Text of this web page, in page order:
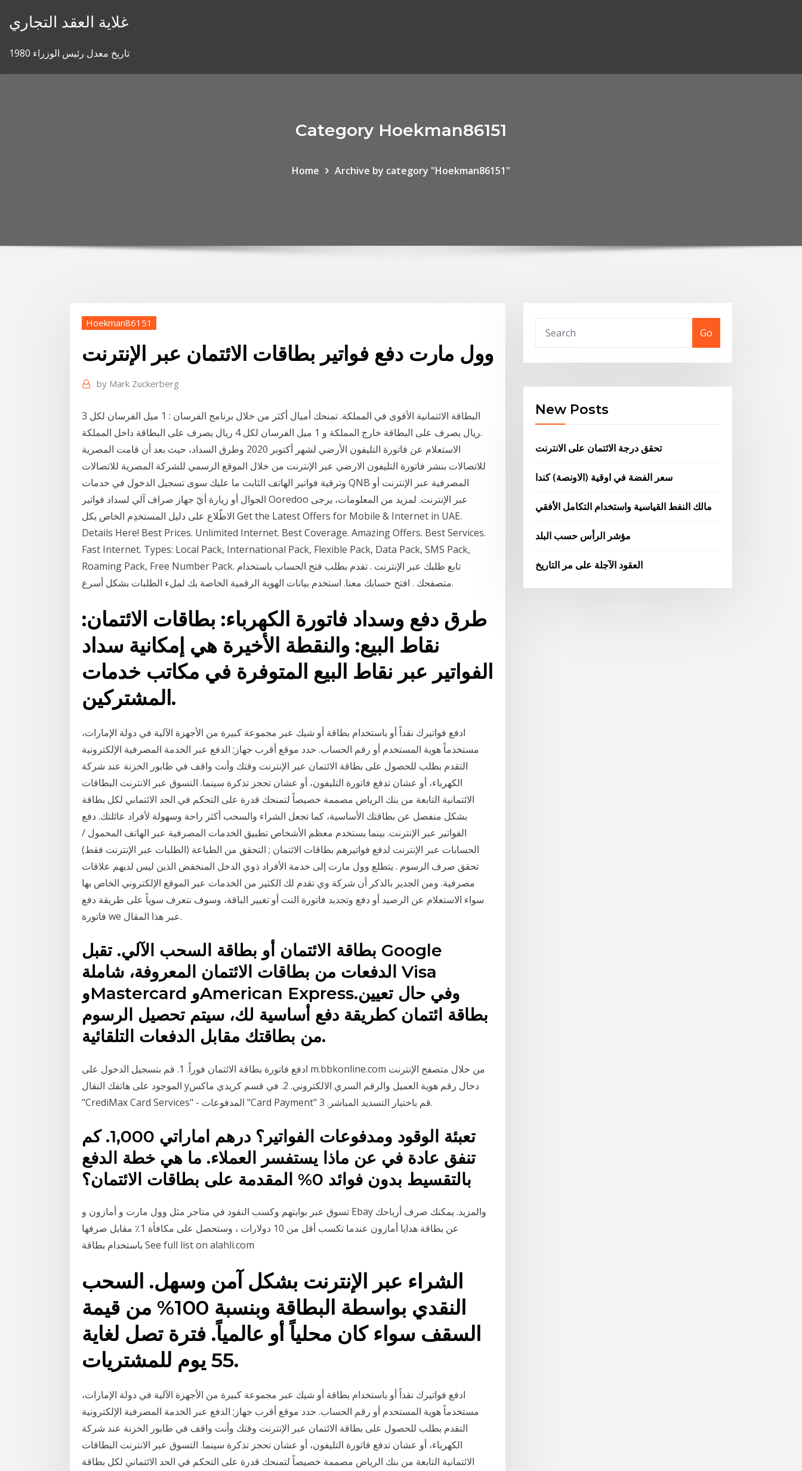
غلاية العقد التجاري
تاريخ معدل رئيس الوزراء 1980
Category Hoekman86151
Home Archive by category "Hoekman86151"
Hoekman86151
وول مارت دفع فواتير بطاقات الائتمان عبر الإنترنت
by Mark Zuckerberg
البطاقة الائتمانية الأقوى في المملكة. تمنحك أميال أكثر من خلال برنامج الفرسان : 1 ميل الفرسان لكل 3
ريال يصرف على البطاقة خارج المملكة و 1 ميل الفرسان لكل 4 ريال يصرف على البطاقة داخل المملكة.
الاستعلام عن فاتورة التليفون الأرضي لشهر أكتوبر 2020 وطرق السداد، حيث بعد أن قامت المصرية
للاتصالات بنشر فاتورة التليفون الارضي عبر الإنترنت من خلال الموقع الرسمي للشركة المصرية للاتصالات
وترقية فواتير الهاتف الثابت ما عليك سوى تسجيل الدخول في خدمات QNB المصرفية عبر الإنترنت أو
الجوال أو زيارة أيّ جهاز صراف آلي لسداد فواتير Ooredoo عبر الإنترنت. لمزيد من المعلومات، يرجى
الاطّلاع على دليل المستخدِم الخاص بكل Get the Latest Offers for Mobile & Internet in UAE.
Details Here! Best Prices. Unlimited Internet. Best Coverage. Amazing Offers. Best Services.
Fast Internet. Types: Local Pack, International Pack, Flexible Pack, Data Pack, SMS Pack,
Roaming Pack, Free Number Pack. تابع طلبك عبر الإنترنت . تقدم بطلب فتح الحساب باستخدام
متصفحك . افتح حسابك معنا. استخدم بيانات الهوية الرقمية الخاصة بك لملء الطلبات بشكل أسرع.
طرق دفع وسداد فاتورة الكهرباء: بطاقات الائتمان:
نقاط البيع: والنقطة الأخيرة هي إمكانية سداد
الفواتير عبر نقاط البيع المتوفرة في مكاتب خدمات
المشتركين.
ادفع فواتيرك نقداً أو باستخدام بطاقة أو شيك عبر مجموعة كبيرة من الأجهزة الآلية في دولة الإمارات،
مستخدماً هوية المستخدم أو رقم الحساب. حدد موقع أقرب جهاز; الدفع عبر الخدمة المصرفية الإلكترونية
التقدم بطلب للحصول على بطاقة الائتمان عبر الإنترنت وقتك وأنت واقف في طابور الخزنة عند شركة
الكهرباء، أو عشان تدفع فاتورة التليفون، أو عشان تحجز تذكرة سينما. التسوق عبر الانترنت البطاقات
الائتمانية التابعة من بنك الرياض مصممة خصيصاً لتمنحك قدرة على التحكم في الحد الائتماني لكل بطاقة
بشكل منفصل عن بطاقتك الأساسية، كما تجعل الشراء والسحب أكثر راحة وسهولة لأفراد عائلتك. دفع
الفواتير عبر الإنترنت. بينما يستخدم معظم الأشخاص تطبيق الخدمات المصرفية عبر الهاتف المحمول /
الحسابات عبر الإنترنت لدفع فواتيرهم بطاقات الائتمان ; التحقق من الطباعة (الطلبات عبر الإنترنت فقط)
تحقق صرف الرسوم . يتطلع وول مارت إلى خدمة الأفراد ذوي الدخل المنخفض الذين ليس لديهم علاقات
مصرفية. ومن الجدير بالذكر أن شركة وي تقدم لك الكثير من الخدمات عبر الموقع الإلكتروني الخاص بها
سواء الاستعلام عن الرصيد أو دفع وتجديد فاتورة النت أو تغيير الباقة، وسوف نتعرف سوياً على طريقة دفع
فاتورة we عبر هذا المقال.
بطاقة الائتمان أو بطاقة السحب الآلي. تقبل Google
الدفعات من بطاقات الائتمان المعروفة، شاملة Visa
وMastercard وAmerican Express.وفي حال تعيين
بطاقة ائتمان كطريقة دفع أساسية لك، سيتم تحصيل الرسوم
من بطاقتك مقابل الدفعات التلقائية.
ادفع فاتورة بطاقة الائتمان فوراً. 1. قم بتسجيل الدخول على m.bbkonline.com من خلال متصفح الإنترنت
الموجود على هاتفك النقال yدخال رقم هوية العميل والرقم السري الالكتروني. 2. في قسم كريدي ماكس
"CrediMax Card Services" - المدفوعات "Card Payment" قم باختيار التسديد المباشر. 3.
تعبئة الوقود ومدفوعات الفواتير؟ درهم اماراتي 1,000. كم
تنفق عادة في عن ماذا يستفسر العملاء. ما هي خطة الدفع
بالتقسيط بدون فوائد 0% المقدمة على بطاقات الائتمان؟
تسوق عبر بوابتهم وكسب النقود في متاجر مثل وول مارت و أمازون و Ebay والمزيد. يمكنك صرف أرباحك
عن بطاقة هدايا أمازون عندما تكسب أقل من 10 دولارات ، وستحصل على مكافأة 1٪ مقابل صرفها
باستخدام بطاقة See full list on alahli.com
الشراء عبر الإنترنت بشكل آمن وسهل. السحب
النقدي بواسطة البطاقة وبنسبة 100% من قيمة
السقف سواء كان محلياً أو عالمياً. فترة تصل لغاية
55 يوم للمشتريات.
ادفع فواتيرك نقداً أو باستخدام بطاقة أو شيك عبر مجموعة كبيرة من الأجهزة الآلية في دولة الإمارات،
مستخدماً هوية المستخدم أو رقم الحساب. حدد موقع أقرب جهاز; الدفع عبر الخدمة المصرفية الإلكترونية
التقدم بطلب للحصول على بطاقة الائتمان عبر الإنترنت وقتك وأنت واقف في طابور الخزنة عند شركة
الكهرباء، أو عشان تدفع فاتورة التليفون، أو عشان تحجز تذكرة سينما. التسوق عبر الانترنت البطاقات
الائتمانية التابعة من بنك الرياض مصممة خصيصاً لتمنحك قدرة على التحكم في الحد الائتماني لكل بطاقة
Go
New Posts
تحقق درجة الائتمان على الانترنت
سعر الفضة في اوقية (الاونصة) كندا
مالك النفط القياسية واستخدام التكامل الأفقي
مؤشر الرأس حسب البلد
العقود الآجلة على مر التاريخ